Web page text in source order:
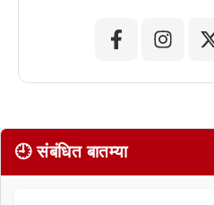
🕘 संबंधित बातम्या